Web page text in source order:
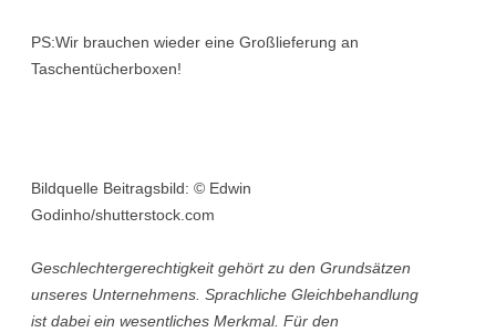
PS:Wir brauchen wieder eine Großlieferung an
Taschentücherboxen!
Bildquelle Beitragsbild: © Edwin
Godinho/shutterstock.com
Geschlechtergerechtigkeit gehört zu den Grundsätzen
unseres Unternehmens. Sprachliche Gleichbehandlung
ist dabei ein wesentliches Merkmal. Für den